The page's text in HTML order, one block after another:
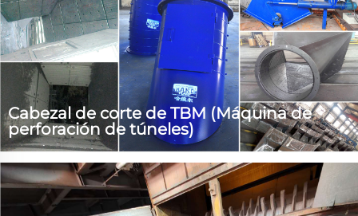
Cabezal de corte de TBM (Máquina de
perforación de túneles)
Es una condición de trabajo muy dura en el proyecto de
excavación de túneles y el programa de metro. La cabeza
cortadora de la máquina escudo sufre un desgaste serio